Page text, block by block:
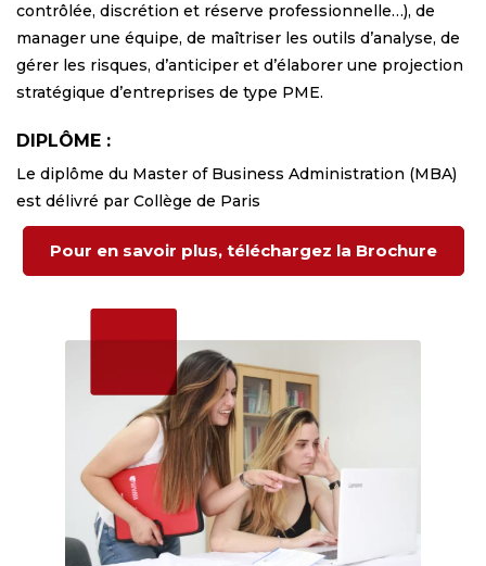
contrôlée, discrétion et réserve professionnelle…), de
manager une équipe, de maîtriser les outils d’analyse, de
gérer les risques, d’anticiper et d’élaborer une projection
stratégique d’entreprises de type PME.
DIPLÔME :
Le diplôme du Master of Business Administration (MBA)
est délivré par Collège de Paris
Pour en savoir plus, téléchargez la Brochure